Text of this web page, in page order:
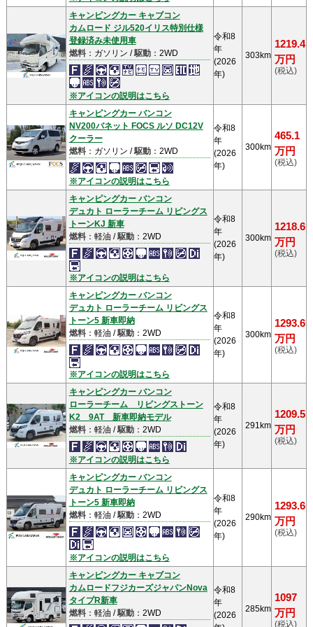
キャンピングカー キャブコン
カムロード ジル520イリス特別仕様
登録済み未使用車
燃料：ガソリン /駆動：2WD
※アイコンの説明はこちら
令和8
年
(2026
年)
303km
1219.4
万円
(税込)
キャンピングカー バンコン
NV200バネット FOCS ルソ DC12V
クーラー
燃料：ガソリン /駆動：2WD
※アイコンの説明はこちら
令和8
年
(2026
年)
300km
465.1
万円
(税込)
キャンピングカー バンコン
デュカト ローラーチーム リビングス
トーンKJ 新車
燃料：軽油 /駆動：2WD
※アイコンの説明はこちら
令和8
年
(2026
年)
300km
1218.6
万円
(税込)
キャンピングカー バンコン
デュカト ローラーチーム リビングス
トーン5 新車即納
燃料：軽油 /駆動：2WD
※アイコンの説明はこちら
令和8
年
(2026
年)
300km
1293.6
万円
(税込)
キャンピングカー バンコン
ローラーチーム リビングストーン
K2 9AT 新車即納モデル
燃料：軽油 /駆動：2WD
※アイコンの説明はこちら
令和8
年
(2026
年)
291km
1209.5
万円
(税込)
キャンピングカー バンコン
デュカト ローラーチーム リビングス
トーン5 新車即納
燃料：軽油 /駆動：2WD
※アイコンの説明はこちら
令和8
年
(2026
年)
290km
1293.6
万円
(税込)
キャンピングカー キャブコン
カムロードフジカーズジャパンNova
タイプR新車
燃料：軽油 /駆動：2WD
令和8
年
(2026
285km
1097
万円
(税込)